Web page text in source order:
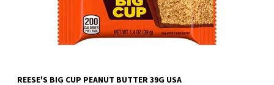
REESE'S BIG CUP PEANUT BUTTER 39G USA